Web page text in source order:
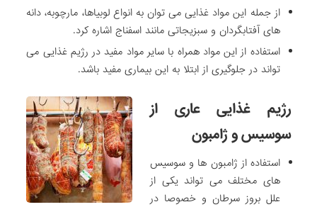
از جمله این مواد غذایی می توان به انواع لوبیاها، مارچوبه، دانه
های آفتابگردان و سبزیجاتی مانند اسفناج اشاره کرد.
استفاده از این مواد همراه با سایر مواد مفید در رژیم غذایی می
تواند در جلوگیری از ابتلا به این بیماری مفید باشد.
رژیم غذایی عاری از
سوسیس و ژامبون
استفاده از ژامبون ها و سوسیس
های مختلف می تواند یکی از
علل بروز سرطان و خصوصا در